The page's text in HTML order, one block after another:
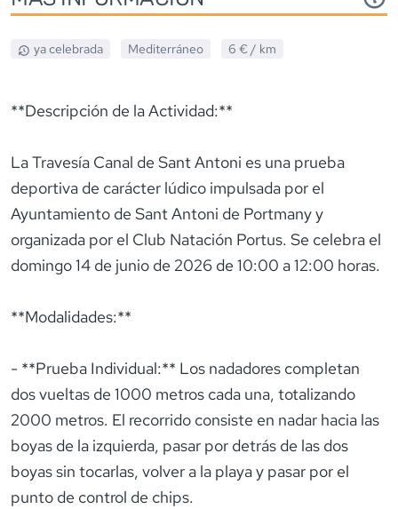
ya celebrada Mediterráneo 6 € / km
**Descripción de la Actividad:**
La Travesía Canal de Sant Antoni es una prueba
deportiva de carácter lúdico impulsada por el
Ayuntamiento de Sant Antoni de Portmany y
organizada por el Club Natación Portus. Se celebra el
domingo 14 de junio de 2026 de 10:00 a 12:00 horas.
**Modalidades:**
- **Prueba Individual:** Los nadadores completan
dos vueltas de 1000 metros cada una, totalizando
2000 metros. El recorrido consiste en nadar hacia las
boyas de la izquierda, pasar por detrás de las dos
boyas sin tocarlas, volver a la playa y pasar por el
punto de control de chips.